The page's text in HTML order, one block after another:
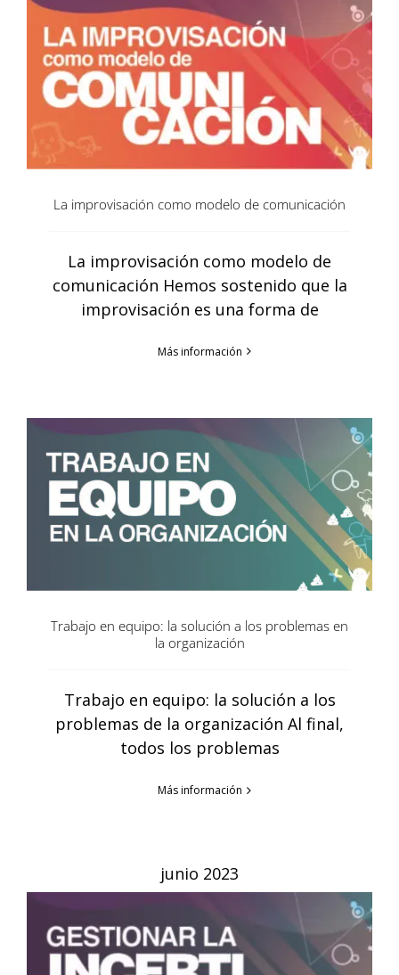
La improvisación como modelo de comunicación
La improvisación como modelo de
comunicación Hemos sostenido que la
improvisación es una forma de
Más información
Trabajo en equipo: la solución a los problemas en
la organización
Trabajo en equipo: la solución a los
problemas de la organización Al final,
todos los problemas
Más información
junio 2023